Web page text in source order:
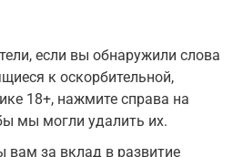
если вы обнаружили слова
к оскорбительной,
18+, нажмите справа на
мы могли удалить их.
за вклад в развитие